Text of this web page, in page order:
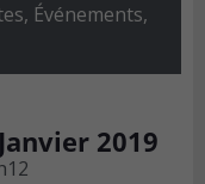
, Événements,
2019